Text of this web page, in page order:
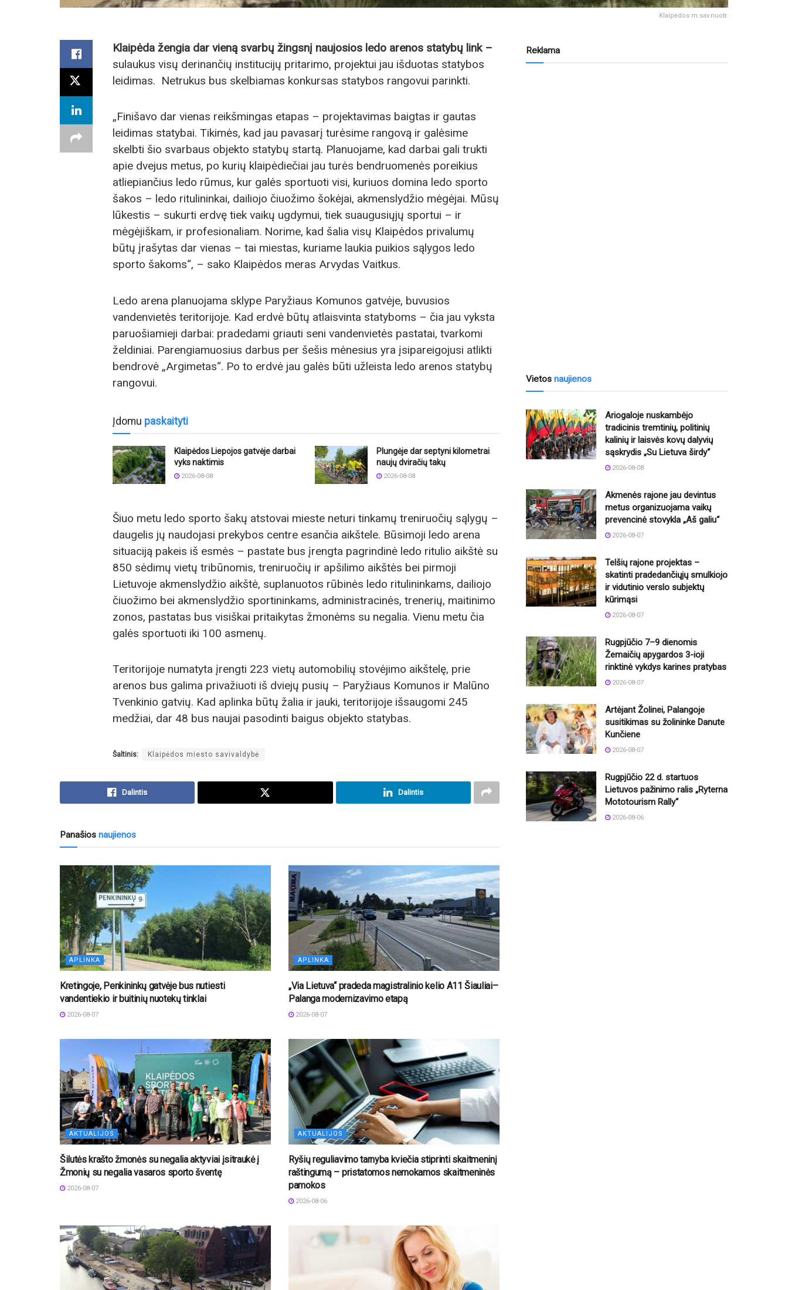
Klaipėdos m.sav.nuotr.
Klaipėda žengia dar vieną svarbų žingsnį naujosios ledo arenos statybų link –
sulaukus visų derinančių institucijų pritarimo, projektui jau išduotas statybos
leidimas. Netrukus bus skelbiamas konkursas statybos rangovui parinkti.
„Finišavo dar vienas reikšmingas etapas – projektavimas baigtas ir gautas
leidimas statybai. Tikimės, kad jau pavasarį turėsime rangovą ir galėsime
skelbti šio svarbaus objekto statybų startą. Planuojame, kad darbai gali trukti
apie dvejus metus, po kurių klaipėdiečiai jau turės bendruomenės poreikius
atliepiančius ledo rūmus, kur galės sportuoti visi, kuriuos domina ledo sporto
šakos – ledo ritulininkai, dailiojo čiuožimo šokėjai, akmenslydžio mėgėjai. Mūsų
lūkestis – sukurti erdvę tiek vaikų ugdymui, tiek suaugusiųjų sportui – ir
mėgėjiškam, ir profesionaliam. Norime, kad šalia visų Klaipėdos privalumų
būtų įrašytas dar vienas – tai miestas, kuriame laukia puikios sąlygos ledo
sporto šakoms“, – sako Klaipėdos meras Arvydas Vaitkus.
Ledo arena planuojama sklype Paryžiaus Komunos gatvėje, buvusios
vandenvietės teritorijoje. Kad erdvė būtų atlaisvinta statyboms – čia jau vyksta
paruošiamieji darbai: pradedami griauti seni vandenvietės pastatai, tvarkomi
želdiniai. Parengiamuosius darbus per šešis mėnesius yra įsipareigojusi atlikti
bendrovė „Argimetas“. Po to erdvė jau galės būti užleista ledo arenos statybų
rangovui.
Įdomu paskaityti
Klaipėdos Liepojos gatvėje darbai
vyks naktimis
2026-08-08
Plungėje dar septyni kilometrai
naujų dviračių takų
2026-08-08
Šiuo metu ledo sporto šakų atstovai mieste neturi tinkamų treniruočių sąlygų –
daugelis jų naudojasi prekybos centre esančia aikštele. Būsimoji ledo arena
situaciją pakeis iš esmės – pastate bus įrengta pagrindinė ledo ritulio aikštė su
850 sėdimų vietų tribūnomis, treniruočių ir apšilimo aikštės bei pirmoji
Lietuvoje akmenslydžio aikštė, suplanuotos rūbinės ledo ritulininkams, dailiojo
čiuožimo bei akmenslydžio sportininkams, administracinės, trenerių, maitinimo
zonos, pastatas bus visiškai pritaikytas žmonėms su negalia. Vienu metu čia
galės sportuoti iki 100 asmenų.
Teritorijoje numatyta įrengti 223 vietų automobilių stovėjimo aikštelę, prie
arenos bus galima privažiuoti iš dviejų pusių – Paryžiaus Komunos ir Malūno
Tvenkinio gatvių. Kad aplinka būtų žalia ir jauki, teritorijoje išsaugomi 245
medžiai, dar 48 bus naujai pasodinti baigus objekto statybas.
Šaltinis: Klaipėdos miesto savivaldybė
Dalintis Dalintis
Panašios naujienos
APLINKA
Kretingoje, Penkininkų gatvėje bus nutiesti
vandentiekio ir buitinių nuotekų tinklai
2026-08-07
APLINKA
„Via Lietuva“ pradeda magistralinio kelio A11 Šiauliai–
Palanga modernizavimo etapą
2026-08-07
AKTUALIJOS
Šilutės krašto žmonės su negalia aktyviai įsitraukė į
Žmonių su negalia vasaros sporto šventę
2026-08-07
AKTUALIJOS
Ryšių reguliavimo tarnyba kviečia stiprinti skaitmeninį
raštingumą – pristatomos nemokamos skaitmeninės
pamokos
2026-08-06
Reklama
Vietos naujienos
Ariogaloje nuskambėjo
tradicinis tremtinių, politinių
kalinių ir laisvės kovų dalyvių
sąskrydis „Su Lietuva širdy“
2026-08-08
Akmenės rajone jau devintus
metus organizuojama vaikų
prevencinė stovykla „Aš galiu“
2026-08-07
Telšių rajone projektas –
skatinti pradedančiųjų smulkiojo
ir vidutinio verslo subjektų
kūrimąsi
2026-08-07
Rugpjūčio 7–9 dienomis
Žemaičių apygardos 3-ioji
rinktinė vykdys karines pratybas
2026-08-07
Artėjant Žolinei, Palangoje
susitikimas su žolininke Danute
Kunčiene
2026-08-07
Rugpjūčio 22 d. startuos
Lietuvos pažinimo ralis „Ryterna
Mototourism Rally“
2026-08-06